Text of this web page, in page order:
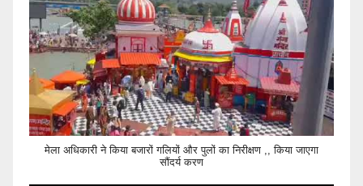
मेला अधिकारी ने किया बजारों गलियों और पुलों का निरीक्षण ,, किया जाएगा
सौंदर्य करण